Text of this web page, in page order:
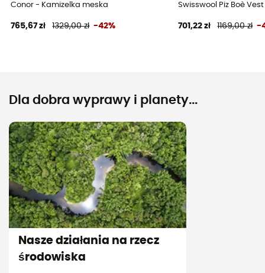
Conor - Kamizelka meska
765,67 zł 1329,00 zł -42%
Swisswool Piz Boè
701,22 zł 1169,00 zł -
Dla dobra wyprawy i planety...
Nasze działania na rzecz
środowiska